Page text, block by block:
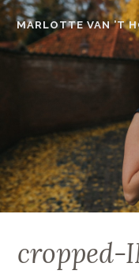
Skip
to
content
MARLOTTE VAN ’T
cropped-